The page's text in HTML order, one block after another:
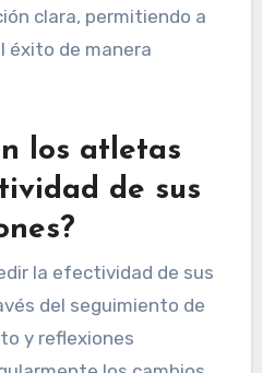
clara, permitiendo a
éxito de manera
los atletas
de sus
la efectividad de sus
del seguimiento de
y reflexiones